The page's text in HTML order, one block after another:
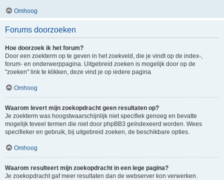
Omhoog
Forums doorzoeken
Hoe doorzoek ik het forum?
Door een zoekterm op te geven in het zoekveld, die je vindt op de index-,
forum- en onderwerppagina. Uitgebreid zoeken is mogelijk door op de
"zoeken" link te klikken, deze vind je op iedere pagina.
Omhoog
Waarom levert mijn zoekopdracht geen resultaten op?
Je zoekterm was hoogstwaarschijnlijk niet specifiek genoeg en bevatte
mogelijk teveel termen die niet door phpBB3 geïndexeerd worden. Wees
specifieker en gebruik, bij uitgebreid zoeken, de beschikbare opties.
Omhoog
Waarom resulteert mijn zoekopdracht in een lege pagina?
Je zoekopdracht gaf meer resultaten dan de webserver kon verwerken.